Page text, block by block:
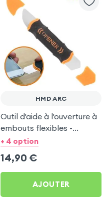
HMD ARC
Outil d'aide à l'ouverture à
embouts flexibles -
Double extrémité pour
+ 4 option
14,90 €
AJOUTER